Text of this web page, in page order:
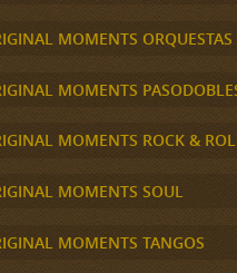
MOMENTS ORQUESTAS
MOMENTS
MOMENTS ROCK &
MOMENTS SOUL
MOMENTS TANGOS